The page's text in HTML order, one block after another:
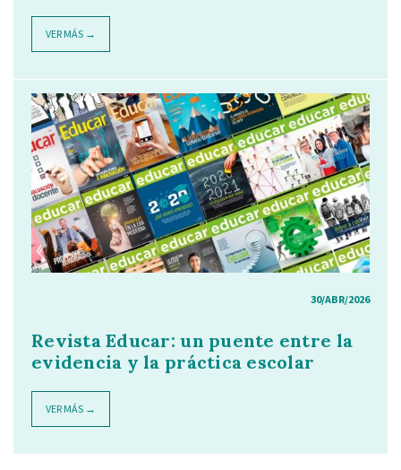
VER MÁS →
30/ABR/2026
Revista Educar: un puente entre la
evidencia y la práctica escolar
VER MÁS →